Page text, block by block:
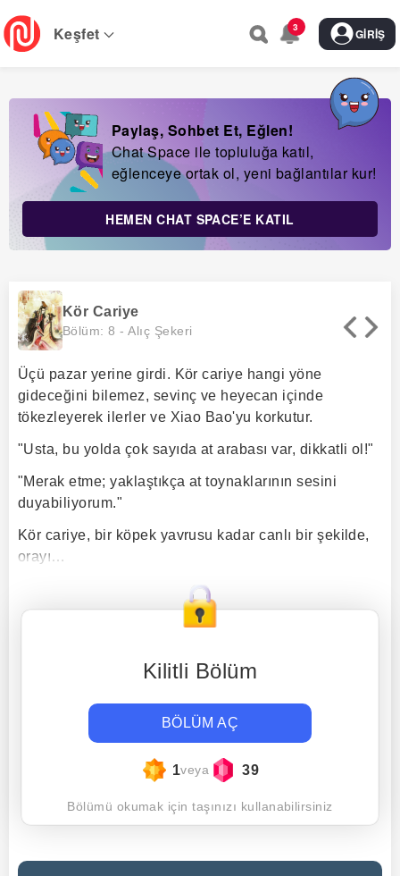
Skip
to
main
Keşfet 3 GIRIŞ
Paylaş, Sohbet Et, Eğlen!
Chat Space ile topluluğa katıl,
eğlenceye ortak ol, yeni bağlantılar kur!
HEMEN CHAT SPACE’E KATIL
Kör Cariye
Bölüm: 8 -Alıç Şekeri
Üçü pazar yerine girdi. Kör cariye hangi yöne
gideceğini bilemez, sevinç ve heyecan içinde
tökezleyerek ilerler ve Xiao Bao'yu korkutur.
"Usta, bu yolda çok sayıda at arabası var, dikkatli ol!"
"Merak etme; yaklaştıkça at toynaklarının sesini
duyabiliyorum."
Kör cariye, bir köpek yavrusu kadar canlı bir şekilde,
orayı…
Kilitli Bölüm
BÖLÜM AÇ
1veya 39
Bölümü okumak için taşınızı kullanabilirsiniz